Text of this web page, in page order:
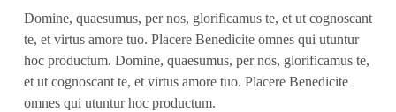
Domine, quaesumus, per nos, glorificamus te, et ut cognoscant
te, et virtus amore tuo. Placere Benedicite omnes qui utuntur
hoc productum. Domine, quaesumus, per nos, glorificamus te,
et ut cognoscant te, et virtus amore tuo. Placere Benedicite
omnes qui utuntur hoc productum.